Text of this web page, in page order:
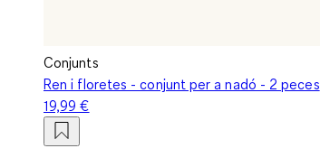
Conjunts
Ren i floretes - conjunt per a nadó - 2 peces
19,99 €